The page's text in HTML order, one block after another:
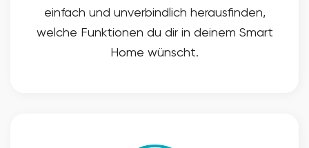
einfach und unverbindlich herausfinden,
welche Funktionen du dir in deinem Smart
Home wünscht.